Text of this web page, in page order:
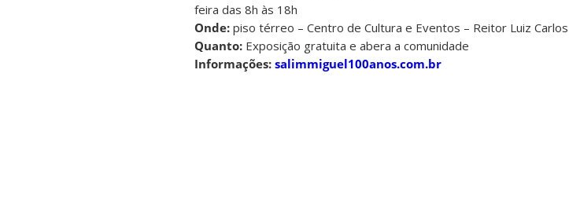
feira das 8h às 18h
Onde: piso térreo – Centro de Cultura e Eventos – Reitor Luiz
Quanto: Exposição gratuita e abera a comunidade
Informações: salimmiguel100anos.com.br